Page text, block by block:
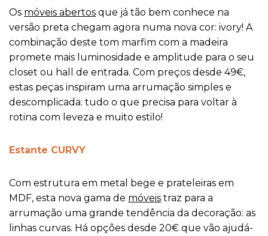
Os móveis abertos que já tão bem conhece na
versão preta chegam agora numa nova cor: ivory! A
combinação deste tom marfim com a madeira
promete mais luminosidade e amplitude para o seu
closet ou hall de entrada. Com preços desde 49€,
estas peças inspiram uma arrumação simples e
descomplicada: tudo o que precisa para voltar à
rotina com leveza e muito estilo!
Estante CURVY
Com estrutura em metal bege e prateleiras em
MDF, esta nova gama de móveis traz para a
arrumação uma grande tendência da decoração: as
linhas curvas. Há opções desde 20€ que vão ajudá-